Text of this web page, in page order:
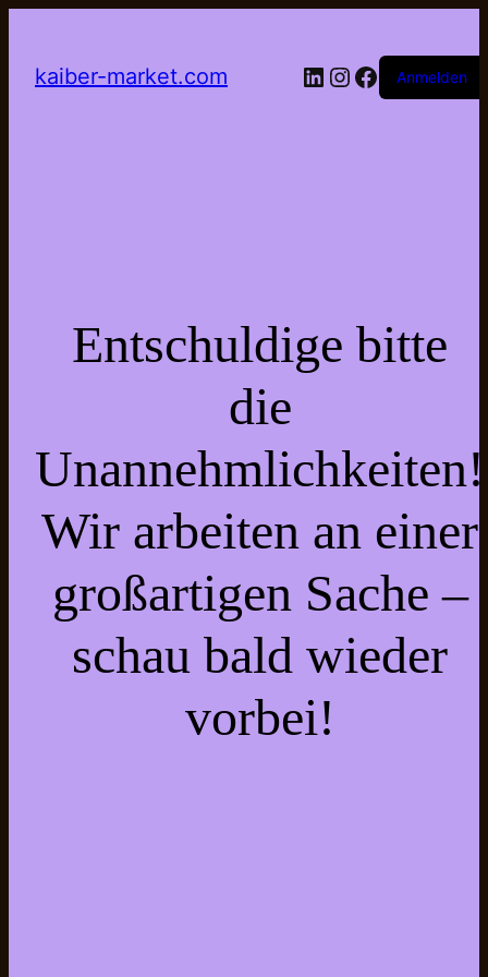
kaiber-market.com LinkedIn
Instagram
Facebook
Anmelden
Entschuldige bitte
die
Unannehmlichkeiten!
Wir arbeiten an einer
großartigen Sache –
schau bald wieder
vorbei!